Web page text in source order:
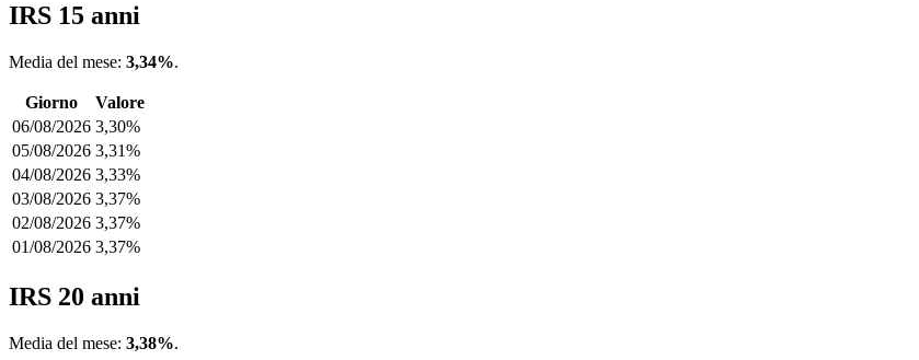
IRS 15 anni
Media del mese: 3,34%.
Giorno
Valore
06/08/2026 3,30%
05/08/2026 3,31%
04/08/2026 3,33%
03/08/2026 3,37%
02/08/2026 3,37%
01/08/2026 3,37%
IRS 20 anni
Media del mese: 3,38%.